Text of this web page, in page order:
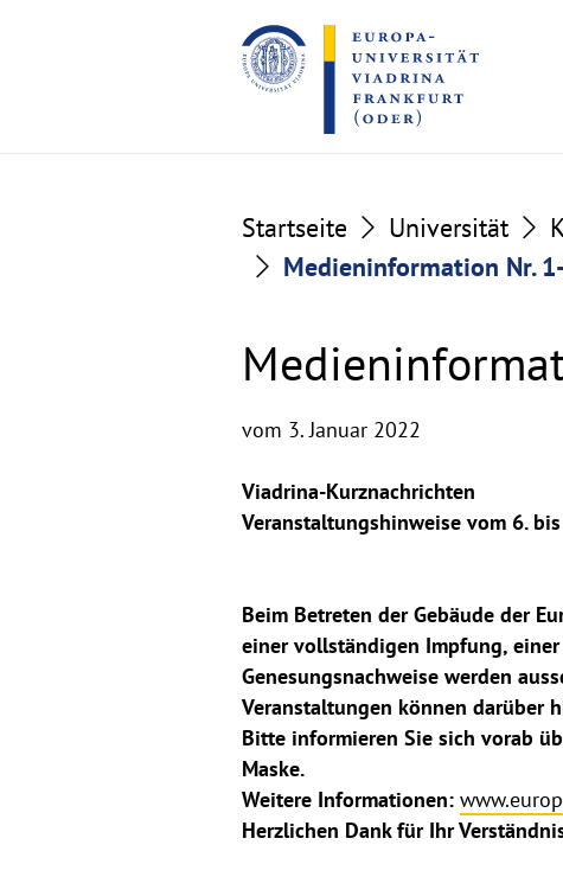
to
the
content
to
the
footer
Startseite Universität
Medieninformation Nr.
vom 3. Januar 2022
Viadrina-Kurznachrichten
Veranstaltungshinweise vom 6.
Beim Betreten der Gebäude der
einer vollständigen Impfung,
Genesungsnachweise werden
Veranstaltungen können darüber
Bitte informieren Sie sich vorab
Maske.
Weitere Informationen:
Herzlichen Dank für Ihr